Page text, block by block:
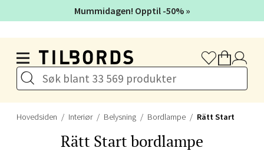
Hovedsiden Interiør Belysning Bordlampe Rätt Start
Rätt Start bordlampe
Mummidagen! Opptil -50% »
Stavanger og Sandnes -
Herbarium
Lars Hertervigs gate 6, 4005 Stavanger